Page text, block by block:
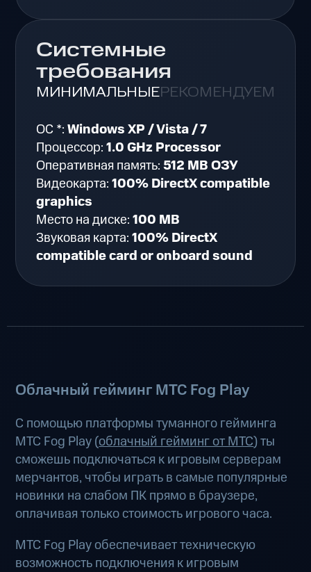
Системные
требования
МИНИМАЛЬНЫЕРЕКОМЕНДУЕМЫЕ
ОС *:Windows XP / Vista / 7
Процессор:1.0 GHz Processor
Оперативная память:512 MB ОЗУ
Видеокарта:100% DirectX compatible
graphics
Место на диске:100 MB
Звуковая карта:100% DirectX
compatible card or onboard sound
Облачный гейминг МТС Fog Play
С помощью платформы туманного гейминга
МТС Fog Play (облачный гейминг от МТС) ты
сможешь подключаться к игровым серверам
мерчантов, чтобы играть в самые популярные
новинки на слабом ПК прямо в браузере,
оплачивая только стоимость игрового часа.
МТС Fog Play обеспечивает техническую
возможность подключения к игровым